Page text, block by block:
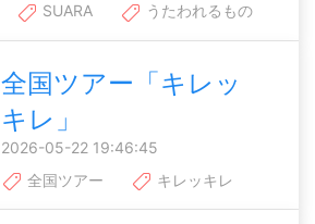
SUARA うたわれるもの
全国ツアー「キレッ
キレ」
2026-05-22 19:46:45
全国ツアー キレッキレ